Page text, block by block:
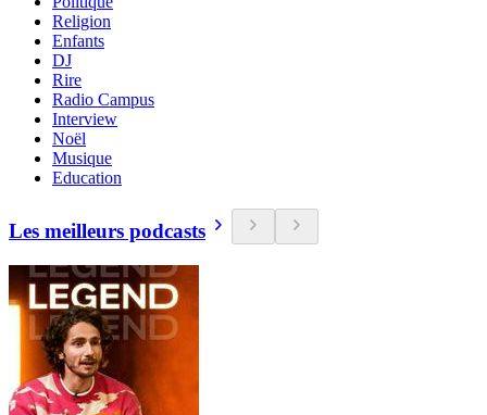
Religion
Enfants
DJ
Rire
Radio Campus
Interview
Noël
Musique
Education
Les meilleurs podcasts